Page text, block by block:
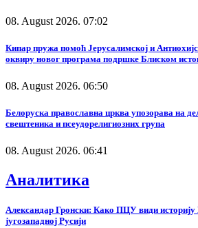
08. August 2026. 07:02
Кипар пружа помоћ Јерусалимској и
оквиру новог програма подршке Блиском
08. August 2026. 06:50
Белоруска православна црква упозорава на
свештеника и псеудорелигиозних група
08. August 2026. 06:41
Аналитика
Александар Гронски: Како ПЦУ види
југозападној Русији